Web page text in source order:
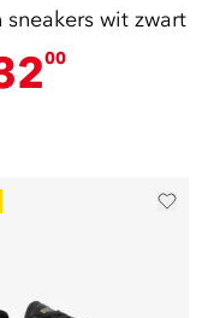
sneakers wit zwart
00